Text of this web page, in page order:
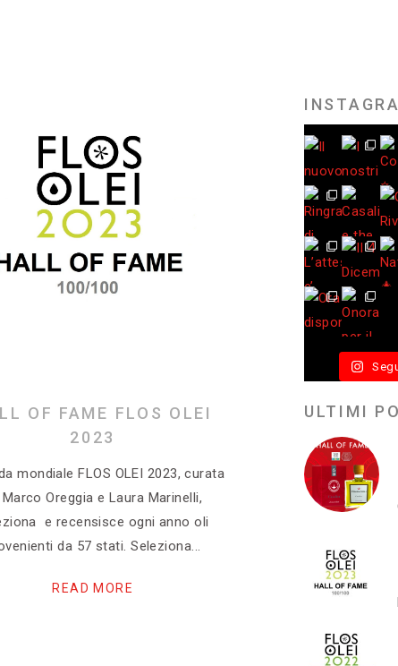
OF FAME FLOS OLEI
2023
mondiale FLOS OLEI 2023, curata
Oreggia e Laura Marinelli,
e recensisce ogni anno oli
da 57 stati. Seleziona
READ MORE
ULTIMI